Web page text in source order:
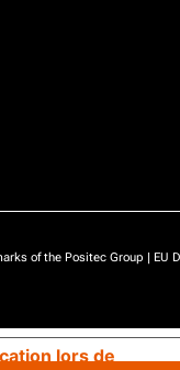
of the Positec Group | EU
lors de